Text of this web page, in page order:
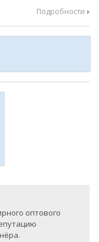
Подробности
оптового